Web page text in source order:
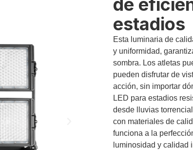
estadios
Esta luminaria de
y uniformidad,
sombra. Los atletas
pueden disfrutar de
acción, sin importar
LED para estadios
desde lluvias
con materiales de
funciona a la
luminosidad y calidad